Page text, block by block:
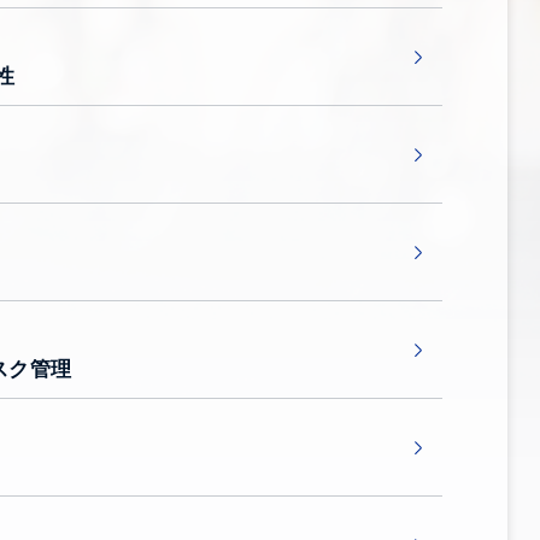
ク管理